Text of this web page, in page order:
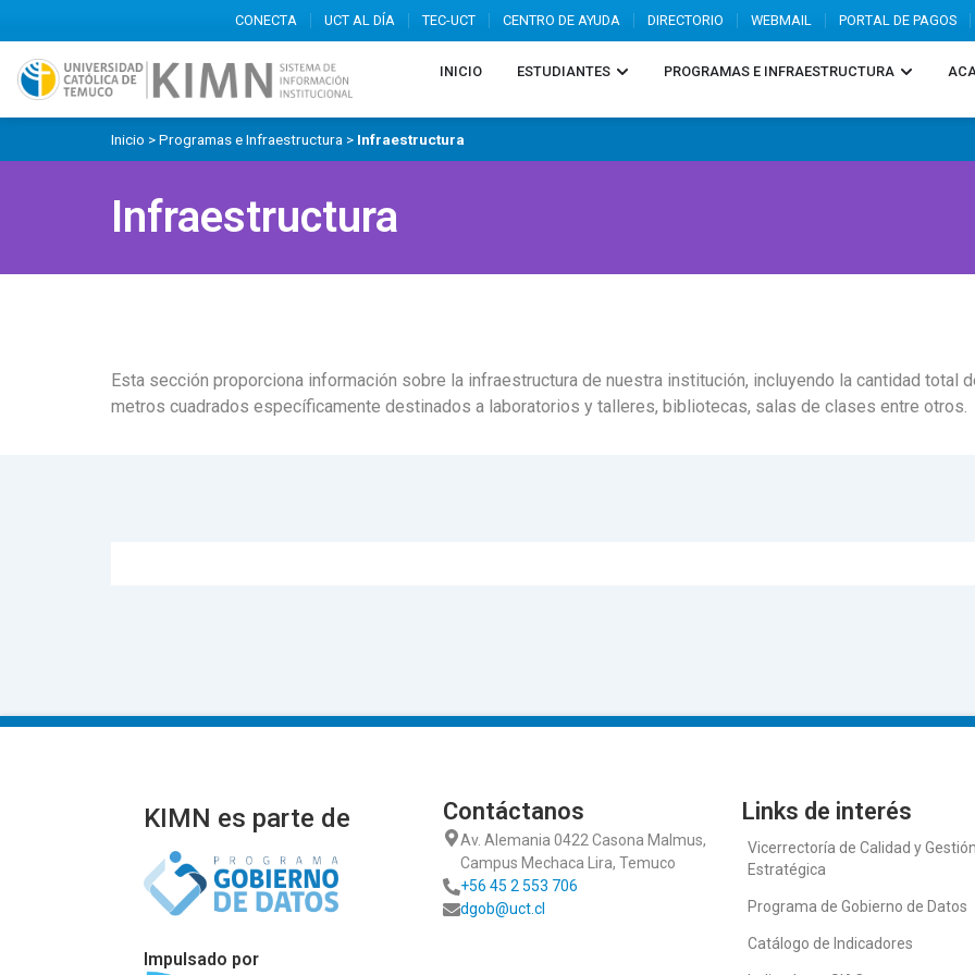
CONECTA UCT AL DÍA TEC-UCT CENTRO DE AYUDA DIRECTORIO WEBMAIL PORTAL DE PAGOS
INICIO ESTUDIANTES PROGRAMAS E INFRAESTRUCTURA
Inicio >Programas e Infraestructura > Infraestructura
Infraestructura
Esta sección proporciona información sobre la infraestructura de nuestra institución, incluyendo la cantidad total
metros cuadrados específicamente destinados a laboratorios y talleres, bibliotecas, salas de clases entre otros.
KIMN es parte de
Impulsado por
Contáctanos
Av. Alemania 0422 Casona Malmus,
Campus Mechaca Lira, Temuco
+56 45 2 553 706
dgob@uct.cl
Links de interés
Vicerrectoría de Calidad y
Estratégica
Programa de Gobierno de Datos
Catálogo de Indicadores